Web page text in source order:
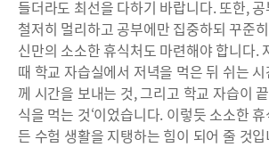
들더라도 최선을 다하기 바랍니다. 또한,
철저히 멀리하고 공부에만 집중하되 꾸준
신만의 소소한 휴식처도 마련해야 합니다.
때 학교 자습실에서 저녁을 먹은 뒤 쉬는
께 시간을 보내는 것, 그리고 학교 자습이
식을 먹는 것‘이었습니다. 이렇듯 소소한
든 수험 생활을 지탱하는 힘이 되어 줄 것